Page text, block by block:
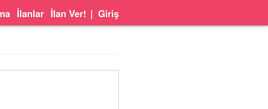
İlanlar İlan Ver! | Giriş